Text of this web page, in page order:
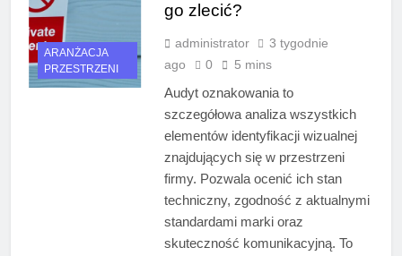
ARANŻACJA
PRZESTRZENI
go zlecić?
administrator
3 tygodnie
ago
0 5 mins
Audyt oznakowania to
szczegółowa analiza wszystkich
elementów identyfikacji wizualnej
znajdujących się w przestrzeni
firmy. Pozwala ocenić ich stan
techniczny, zgodność z aktualnymi
standardami marki oraz
skuteczność komunikacyjną. To